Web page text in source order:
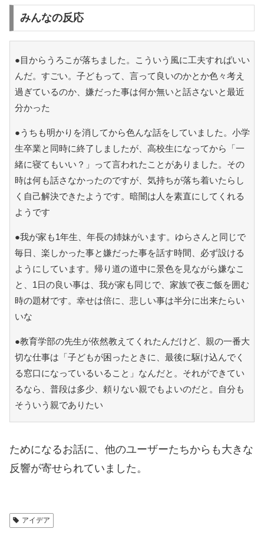
みんなの反応
●目からうろこが落ちました。こういう風に工夫すればいい
んだ。すごい。子どもって、言って良いのかとか色々考え
過ぎているのか、嫌だった事は何か無いと話さないと最近
分かった
●うちも明かりを消してから色んな話をしていました。小学
生卒業と同時に終了しましたが、高校生になってから「一
緒に寝てもいい？」って言われたことがありました。その
時は何も話さなかったのですが、気持ちが落ち着いたらし
く自己解決できたようです。暗闇は人を素直にしてくれる
ようです
●我が家も1年生、年長の姉妹がいます。ゆらさんと同じで
毎日、楽しかった事と嫌だった事を話す時間、必ず設ける
ようにしています。帰り道の道中に景色を見ながら嫌なこ
と、1日の良い事は、我が家も同じで、家族で夜ご飯を囲む
時の題材です。幸せは倍に、悲しい事は半分に出来たらい
いな
●教育学部の先生が依然教えてくれたんだけど、親の一番大
切な仕事は「子どもが困ったときに、最後に駆け込んでく
る窓口になっているいること」なんだと。それができてい
るなら、普段は多少、頼りない親でもよいのだと。自分も
そういう親でありたい
ためになるお話に、他のユーザーたちからも大きな
反響が寄せられていました。
アイデア